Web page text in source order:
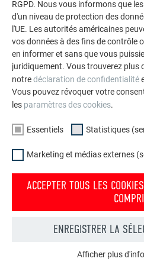
couleur spéciale Maya Gold
RGPD. Nous vous informons que
d'un niveau de protection des
l'UE. Les autorités américaines
vos données à des fins de contrôle
en informer et sans que vous
juridiquement. Vous trouverez plus
notredéclaration de confidentialité
Vous pouvez révoquer votre
les paramètres des cookies.
Essentiels Statistiques
Marketing et médias externes
ACCEPTER TOUS LES
ENREGISTRER LA
Afficher plus